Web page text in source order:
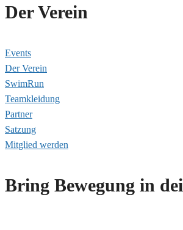
Der Verein
Events
Der Verein
SwimRun
Teamkleidung
Partner
Satzung
Mitglied werden
Bring Bewegung in